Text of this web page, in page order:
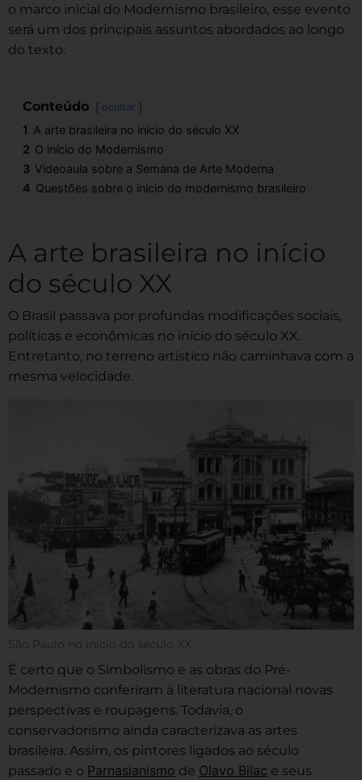
o marco inicial do Modernismo brasileiro, esse evento
será um dos principais assuntos abordados ao longo
do texto.
Conteúdo ocultar
1 A arte brasileira no início do século XX
2 O início do Modernismo
3 Videoaula sobre a Semana de Arte Moderna
4 Questões sobre o início do modernismo brasileiro
A arte brasileira no início
do século XX
O Brasil passava por profundas modificações sociais,
políticas e econômicas no início do século XX.
Entretanto, no terreno artístico não caminhava com a
mesma velocidade.
São Paulo no início do século XX.
É certo que o Simbolismo e as obras do Pré-
Modernismo conferiram à literatura nacional novas
perspectivas e roupagens. Todavia, o
conservadorismo ainda caracterizava as artes
brasileira. Assim, os pintores ligados ao século
passado e o Parnasianismo de Olavo Bilac e seus